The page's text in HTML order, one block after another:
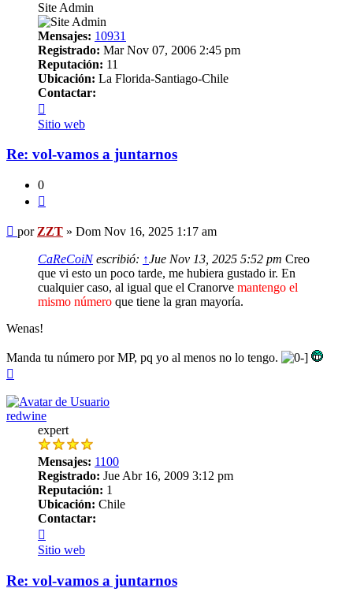
Site Admin
Mensajes: 10931
Registrado: Mar Nov 07, 2006 2:45 pm
Reputación: 11
Ubicación: La Florida-Santiago-Chile
Contactar:
ZZT
Sitio web
Re: vol-vamos a juntarnos
0
Mensaje
por ZZT » Dom Nov 16, 2025 1:17 am
CaReCoiNescribió: ↑Jue Nov 13, 2025 5:52 pm Creo
que vi esto un poco tarde, me hubiera gustado ir. En
cualquier caso, al igual que el Cranorve mantengo el
mismo número que tiene la gran mayoría.
Wenas!
Manda tu número por MP, pq yo al menos no lo tengo.
redwine
expert
Mensajes: 1100
Registrado: Jue Abr 16, 2009 3:12 pm
Reputación: 1
Ubicación: Chile
Contactar:
redwine
Sitio web
Re: vol-vamos a juntarnos